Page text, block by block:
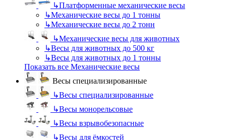
↳Платформенные механические весы
↳Механические весы до 1 тонны
↳Механические весы до 2 тонн
↳Механические весы для животных
↳Весы для животных до 500 кг
↳Весы для животных до 1 тонны
Показать все Механические весы
Весы специализированные
↳Весы специализированные
↳Весы монорельсовые
↳Весы взрывобезопасные
↳Весы для ёмкостей